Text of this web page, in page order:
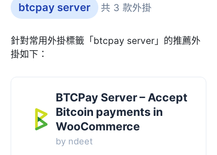
btcpay server 共 3 款外掛
針對常用外掛標籤「btcpay server」的推薦外
掛如下：
BTCPay Server – Accept
Bitcoin payments in
WooCommerce
by ndeet